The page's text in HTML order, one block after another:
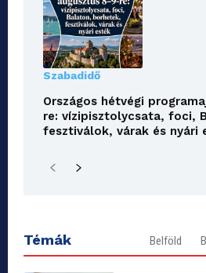
Szabadidő
Országos hétvégi
re: vízipisztolycsata, foci,
fesztiválok, várak és nyári
Témák Belföld